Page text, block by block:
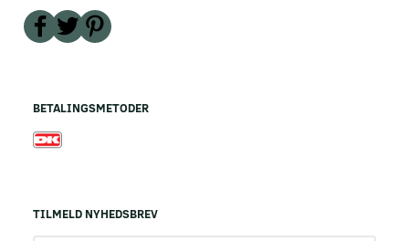
BETALINGSMETODER
TILMELD NYHEDSBREV